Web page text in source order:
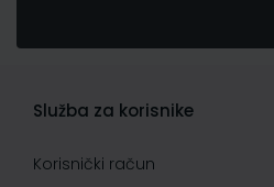
Služba za korisnike
Korisnički račun